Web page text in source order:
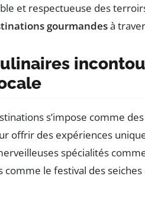
et respectueuse des
gourmandesà
s’impose comme
offrir des expériences
spécialités
le festival des